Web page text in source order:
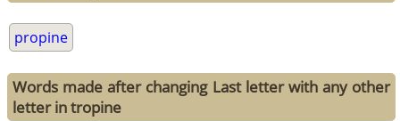
propine
Words made after changing Last letter with any other
letter in tropine